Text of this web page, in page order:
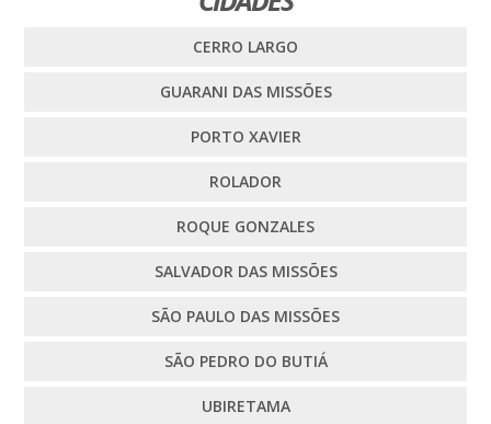
CERRO LARGO
GUARANI DAS MISSÕES
PORTO XAVIER
ROLADOR
ROQUE GONZALES
SALVADOR DAS MISSÕES
SÃO PAULO DAS MISSÕES
SÃO PEDRO DO BUTIÁ
UBIRETAMA